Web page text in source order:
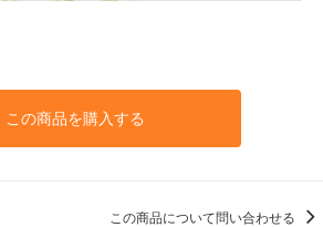
この商品を購入する
この商品について問い合わせる